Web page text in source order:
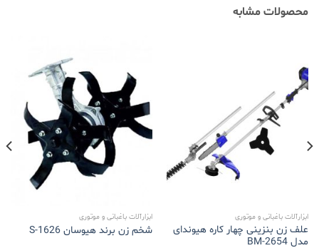
محصولات مشابه
ابزارآلات باغبانی و موتوری
علف زن بنزینی چهار کاره هیوندای
مدل 2654-BM
ابزارآلات باغبانی و موتوری
شخم زن برند هیوسان S-1626